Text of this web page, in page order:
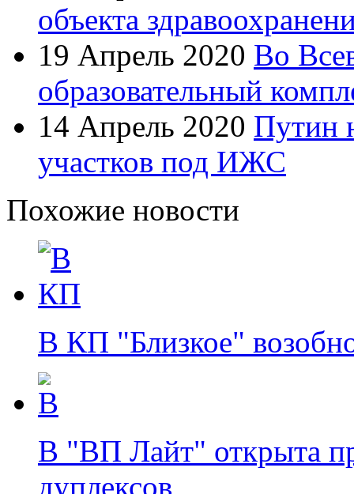
объекта
19 Апрель 2020 Во
образовательный
14 Апрель 2020 Путин
участков под ИЖС
Похожие новости
В КП "Близкое"
В "ВП Лайт" открыта
дуплексов